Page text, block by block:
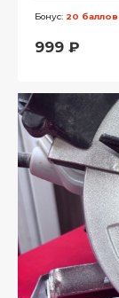
Бонус: 20 баллов
999 ₽